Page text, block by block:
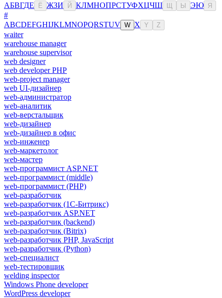
АБВГДЕ Ё ЖЗИ Й КЛМНОПРСТУФХЦЧШ Ы ЭЮ Я
#
ABCDEFGHIJKLMNOPQRSTUV W X Y Z
waiter
warehouse manager
warehouse supervisor
web designer
web developer PHP
web-project manager
web UI-дизайнер
web-администратор
web-аналитик
web-верстальщик
web-дизайнер
web-дизайнер в офис
web-инженер
web-маркетолог
web-мастер
web-программист ASP.NET
web-программист (middle)
web-программист (PHP)
web-разработчик
web-разработчик (1С-Битрикс)
web-разработчик ASP.NET
web-разработчик (backend)
web-разработчик (Bitrix)
web-разработчик PHP, JavaScript
web-разработчик (Python)
web-специалист
web-тестировщик
welding inspector
Windows Phone developer
WordPress developer